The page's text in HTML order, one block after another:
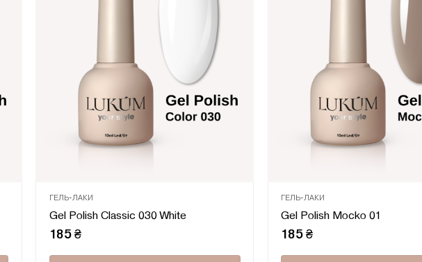
ГЕЛЬ-ЛАКИ
Gel Polish Classic 030 White
185 ₴
ГЕЛЬ-ЛАКИ
Gel Polish Mocko 01
185₴